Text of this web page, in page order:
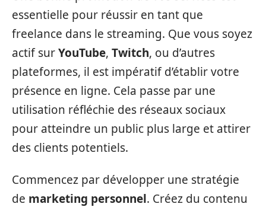
essentielle pour réussir en tant que
freelance dans le streaming. Que vous soyez
actif surYouTube, Twitch, ou d’autres
plateformes, il est impératif d’établir votre
présence en ligne. Cela passe par une
utilisation réfléchie des réseaux sociaux
pour atteindre un public plus large et attirer
des clients potentiels.
Commencez par développer une stratégie
de marketing personnel. Créez du contenu